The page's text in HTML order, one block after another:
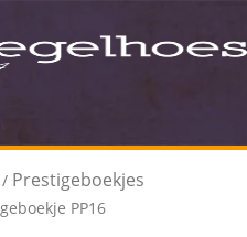
/ Prestigeboekjes
PP16